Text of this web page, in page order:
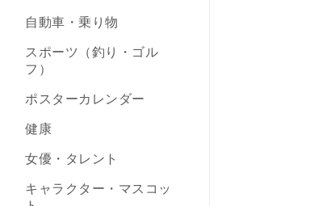
自動車・乗り物
スポーツ（釣り・ゴル
フ）
ポスターカレンダー
健康
女優・タレント
キャラクター・マスコッ